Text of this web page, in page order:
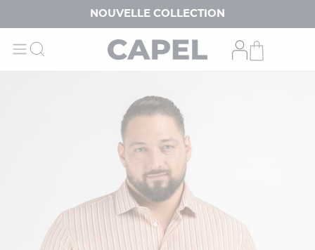
NOUVELLE COLLECTION